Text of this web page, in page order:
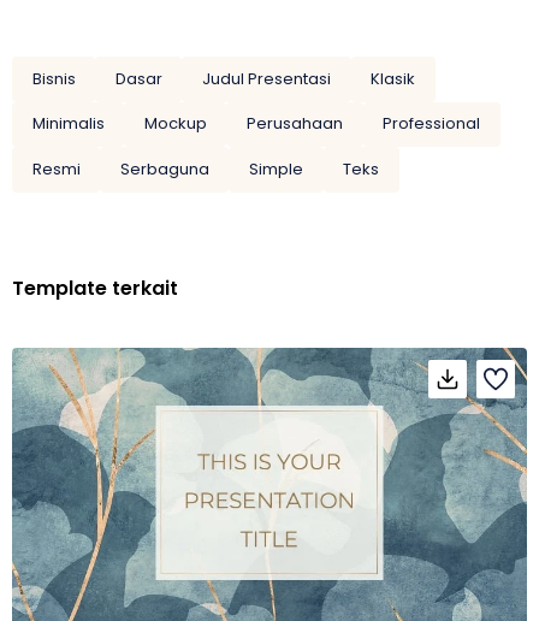
Bisnis Dasar Judul Presentasi
Klasik
Minimalis
Mockup Perusahaan
Professional
Resmi
Serbaguna Simple Teks
Template terkait